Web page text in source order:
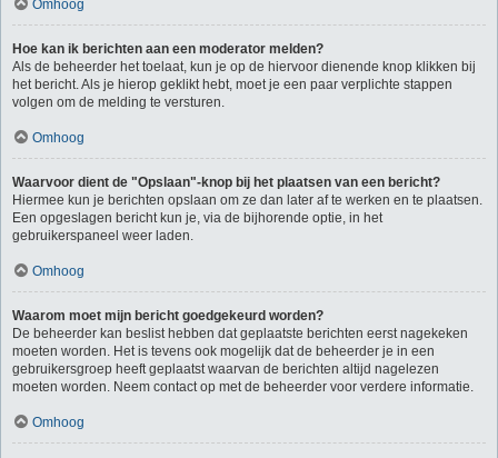
Omhoog
Hoe kan ik berichten aan een moderator melden?
Als de beheerder het toelaat, kun je op de hiervoor dienende knop klikken bij
het bericht. Als je hierop geklikt hebt, moet je een paar verplichte stappen
volgen om de melding te versturen.
Omhoog
Waarvoor dient de "Opslaan"-knop bij het plaatsen van een bericht?
Hiermee kun je berichten opslaan om ze dan later af te werken en te plaatsen.
Een opgeslagen bericht kun je, via de bijhorende optie, in het
gebruikerspaneel weer laden.
Omhoog
Waarom moet mijn bericht goedgekeurd worden?
De beheerder kan beslist hebben dat geplaatste berichten eerst nagekeken
moeten worden. Het is tevens ook mogelijk dat de beheerder je in een
gebruikersgroep heeft geplaatst waarvan de berichten altijd nagelezen
moeten worden. Neem contact op met de beheerder voor verdere informatie.
Omhoog